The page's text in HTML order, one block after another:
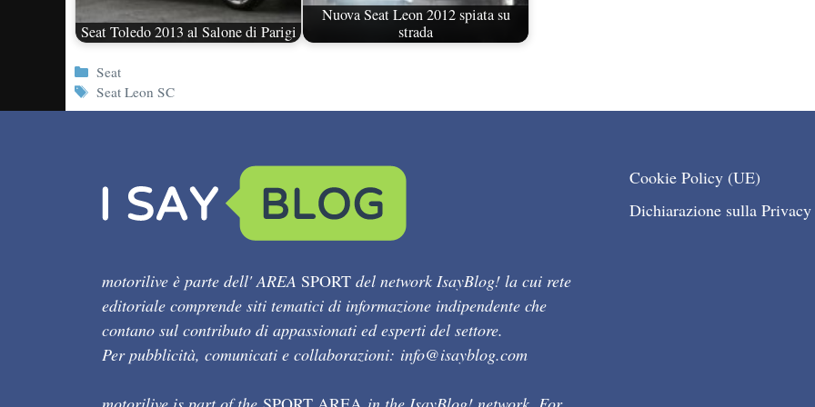
Seat Toledo 2013 al Salone di Parigi
Nuova Seat Leon 2012 spiata su
strada
Categorie
Seat
Tag
Seat Leon SC
motorilive è parte dell' AREA SPORT del network IsayBlog! la cui rete
editoriale comprende siti tematici di informazione indipendente che
contano sul contributo di appassionati ed esperti del settore.
Per pubblicità, comunicati e collaborazioni: info@isayblog.com
Cookie Policy (UE)
Dichiarazione sulla